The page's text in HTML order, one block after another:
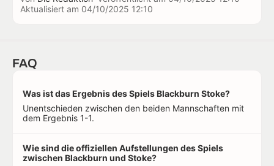
Aktualisiert am 04/10/2025 12:10
FAQ
Was ist das Ergebnis des Spiels Blackburn Stoke?
Unentschieden zwischen den beiden Mannschaften mit
dem Ergebnis 1-1.
Wie sind die offiziellen Aufstellungen des Spiels
zwischen Blackburn und Stoke?